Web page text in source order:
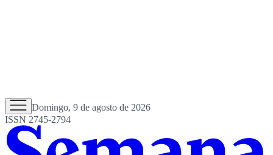
Domingo, 9 de agosto de 2026
ISSN 2745-2794